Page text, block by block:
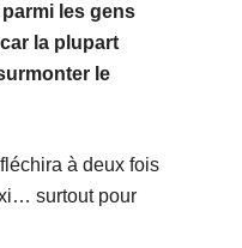
les gens
la plupart
le
à deux fois
surtout pour